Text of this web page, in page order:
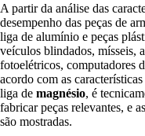
A partir da análise das
desempenho das peças de
liga de alumínio e peças
veículos blindados, mísseis,
fotoelétricos, computadores
acordo com as
liga de magnésio, é
fabricar peças relevantes, e
são mostradas.